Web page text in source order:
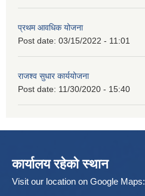
प्रथम आवधिक योजना
Post date: 03/15/2022 - 11:01
राजश्व सुधार कार्ययोजना
Post date: 11/30/2020 - 15:40
कार्यालय रहेको स्थान
Visit our location on Google Maps: